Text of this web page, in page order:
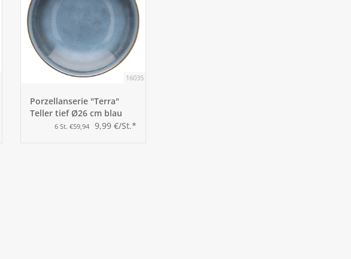
16035
Porzellanserie "Terra"
Teller tief Ø26 cm blau
6 St. €59,94 9,99 €/St.*